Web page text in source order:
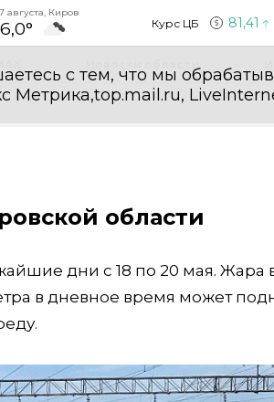
августа, Киров
Курс ЦБ 81,41
с тем, что мы
Метрика,top.mail.ru,
области
дни с 18 по 20 мая. Жара
в дневное время может